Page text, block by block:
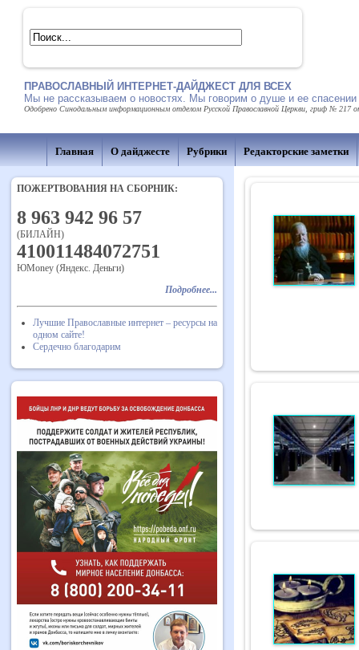
ПРАВОСЛАВНЫЙ ИНТЕРНЕТ-ДАЙДЖЕСТ ДЛЯ ВСЕХ
Мы не рассказываем о новостях. Мы говорим о душе и ее спасении
Одобрено Синодальным информационным отделом Русской Православной Церкви, гриф № 217
Главная О дайджесте Рубрики Редакторские заметки
ПОЖЕРТВОВАНИЯ НА СБОРНИК:
8 963 942 96 57
(БИЛАЙН)
410011484072751
ЮMoney (Яндекс. Деньги)
Подробнее...
Лучшие Православные интернет – ресурсы на
одном сайте!
Сердечно благодарим